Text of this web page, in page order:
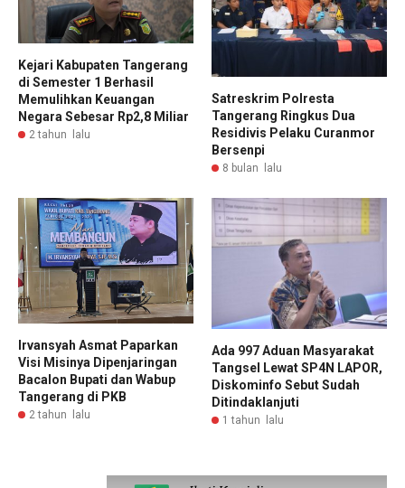
Kejari Kabupaten Tangerang
di Semester 1 Berhasil
Memulihkan Keuangan
Negara Sebesar Rp2,8 Miliar
2 tahun lalu
Satreskrim Polresta
Tangerang Ringkus Dua
Residivis Pelaku Curanmor
Bersenpi
8 bulan lalu
Irvansyah Asmat Paparkan
Visi Misinya Dipenjaringan
Bacalon Bupati dan Wabup
Tangerang di PKB
2 tahun lalu
Ada 997 Aduan Masyarakat
Tangsel Lewat SP4N LAPOR,
Diskominfo Sebut Sudah
Ditindaklanjuti
1 tahun lalu